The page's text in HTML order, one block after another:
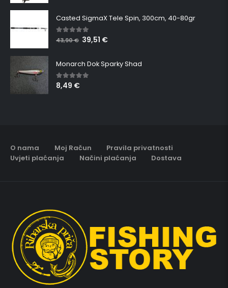
Casted SigmaX Tele Spin, 300cm, 40-80gr
5.00out of 5
43,90€ 39,51 €
Monarch Dok Sparky Shad
5.00 out of 5
8,49 €
O nama Moj Račun
Pravila privatnosti
Uvjeti plaćanja
Načini plaćanja Dostava